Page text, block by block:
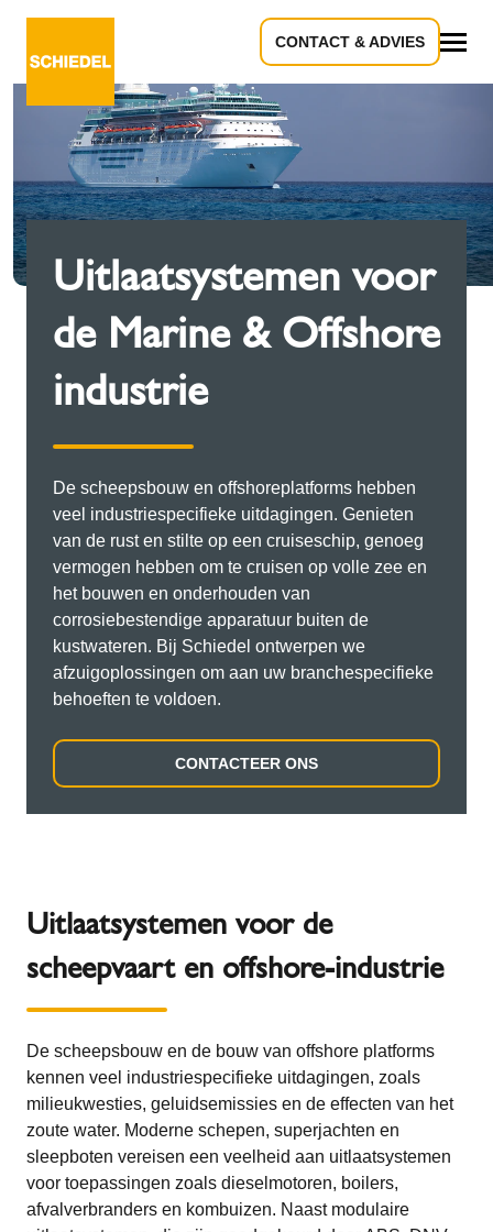
CONTACT & ADVIES
Uitlaatsystemen voor
de Marine & Offshore
industrie
De scheepsbouw en offshoreplatforms hebben
veel industriespecifieke uitdagingen. Genieten
van de rust en stilte op een cruiseschip, genoeg
vermogen hebben om te cruisen op volle zee en
het bouwen en onderhouden van
corrosiebestendige apparatuur buiten de
kustwateren. Bij Schiedel ontwerpen we
afzuigoplossingen om aan uw branchespecifieke
behoeften te voldoen.
CONTACTEER ONS
Uitlaatsystemen voor de
scheepvaart en offshore-industrie
De scheepsbouw en de bouw van offshore platforms
kennen veel industriespecifieke uitdagingen, zoals
milieukwesties, geluidsemissies en de effecten van het
zoute water. Moderne schepen, superjachten en
sleepboten vereisen een veelheid aan uitlaatsystemen
voor toepassingen zoals dieselmotoren, boilers,
afvalverbranders en kombuizen. Naast modulaire